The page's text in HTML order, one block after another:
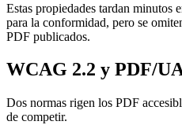
Estas propiedades tardan minutos
para la conformidad, pero se
PDF publicados.
WCAG 2.2 y PDF/
Dos normas rigen los PDF
de competir.